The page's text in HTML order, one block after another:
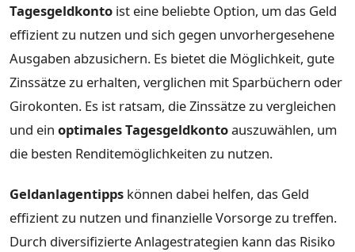
Tagesgeldkonto ist eine beliebte Option, um das Geld
effizient zu nutzen und sich gegen unvorhergesehene
Ausgaben abzusichern. Es bietet die Möglichkeit, gute
Zinssätze zu erhalten, verglichen mit Sparbüchern oder
Girokonten. Es ist ratsam, die Zinssätze zu vergleichen
und ein optimales Tagesgeldkontoauszuwählen, um
die besten Renditemöglichkeiten zu nutzen.
Geldanlagentipps können dabei helfen, das Geld
effizient zu nutzen und finanzielle Vorsorge zu treffen.
Durch diversifizierte Anlagestrategien kann das Risiko